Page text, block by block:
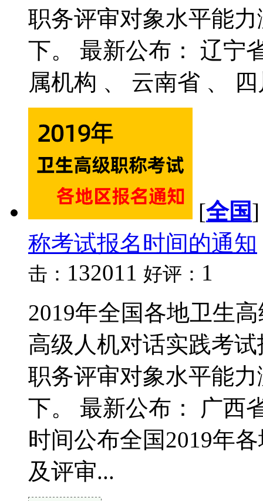
职务评审对象水平能
下。 最新公布： 辽宁
属机构 、 云南省 、
[全国
称考试报名时间的通知
击： 132011 好评： 1
2019年全国各地卫生
高级人机对话实践考
职务评审对象水平能
下。 最新公布： 广西
时间公布全国2019年
及评审...